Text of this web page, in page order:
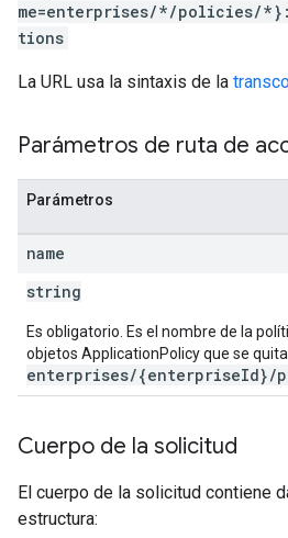
me=enterprises/*/policies/
tions
La URL usa la sintaxis de la
Parámetros de ruta de
Parámetros
name
string
Es obligatorio. Es el nombre de la
objetos ApplicationPolicy que se
enterprises/
Cuerpo de la solicitud
El cuerpo de la solicitud contiene
estructura: